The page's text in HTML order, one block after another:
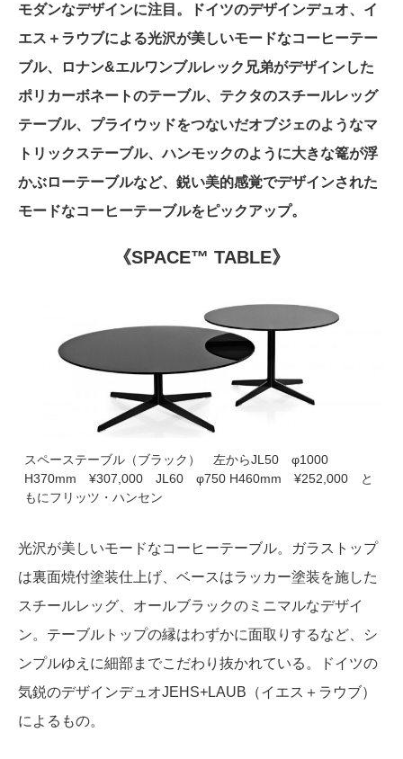
モダンなデザインに注目。ドイツのデザインデュオ、イ
エス＋ラウブによる光沢が美しいモードなコーヒーテー
ブル、ロナン&エルワンブルレック兄弟がデザインした
ポリカーボネートのテーブル、テクタのスチールレッグ
テーブル、プライウッドをつないだオブジェのようなマ
トリックステーブル、ハンモックのように大きな篭が浮
かぶローテーブルなど、鋭い美的感覚でデザインされた
モードなコーヒーテーブルをピックアップ。
《SPACE™ TABLE》
スペーステーブル（ブラック） 左からJL50 φ1000
H370mm ¥307,000 JL60 φ750 H460mm ¥252,000 と
もにフリッツ・ハンセン
光沢が美しいモードなコーヒーテーブル。ガラストップ
は裏面焼付塗装仕上げ、ベースはラッカー塗装を施した
スチールレッグ、オールブラックのミニマルなデザイ
ン。テーブルトップの縁はわずかに面取りするなど、シ
ンプルゆえに細部までこだわり抜かれている。ドイツの
気鋭のデザインデュオJEHS+LAUB（イエス＋ラウブ）
によるもの。